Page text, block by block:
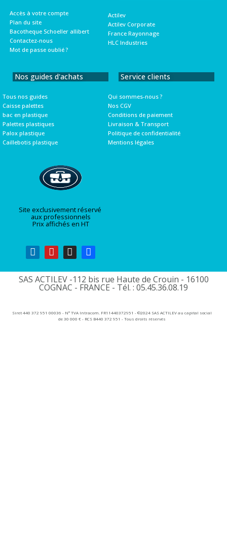
Accès à votre compte
Plan du site
Bacotheque Schoeller allibert
Contactez-nous
Mot de passe oublié ?
Actilev
Actilev Corporate
France Rayonnage
HLC Industries
Nos guides d'achats
Tous nos guides
Caisse palettes
bac en plastique
Palettes plastiques
Palox plastique
Caillebotis plastique
Service clients
Qui sommes-nous ?
Nos CGV
Conditions de paiement
Livraison & Transport
Politique de confidentialité
Mentions légales
Site exclusivement réservé
aux professionnels
Prix affichés en HT
SAS ACTILEV -112 bis rue Haute de Crouin - 16100
COGNAC - FRANCE - Tél. : 05.45.36.08.19​
Siret 440 372 951 00036 - N° TVA Intracom. FR11440372951 - ©2024 SAS ACTILEV au capital social
de 30 000 € - RCS B440 372 951 - Tous droits réservés​​